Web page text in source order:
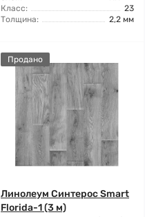
Класс:
23
Толщина:
2,2 мм
Продано
Линолеум Синтерос Smart
Florida-1 (3 м)